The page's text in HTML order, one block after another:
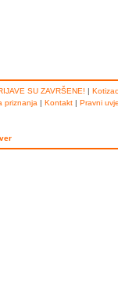
SU ZAVRŠENE! |
priznanja | Kontakt| Pravni